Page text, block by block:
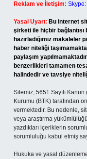
Reklam ve İletişim:
Yasal Uyarı: Bu internet
şirketi ile hiçbir bağlantısı
hazırladığımız
haber niteliği
paylaşım
benzerlikleri tamamen
halindedir ve tavsiye
Sitemiz, 5651 Sayılı
Kurumu (BTK) tarafından
vermektedir. Bu nedenle,
veya araştırma
yazdıkları içeriklerin
sorumluluğu kabul etmiş
Hukuka ve yasal